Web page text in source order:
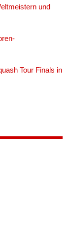
und
Tour Finals in